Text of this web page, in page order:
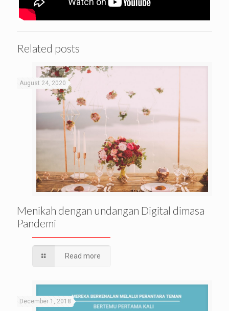
Related posts
August 24, 2020
Menikah dengan undangan Digital dimasa
Pandemi
Read more
December 1, 2018